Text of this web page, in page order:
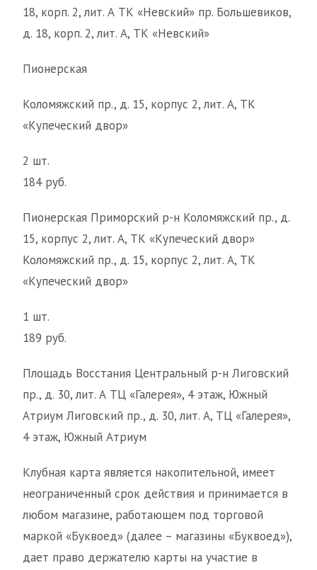
18, корп. 2, лит. А ТК «Невский» пр. Большевиков,
д. 18, корп. 2, лит. А, ТК «Невский»
Пионерская
Коломяжский пр., д. 15, корпус 2, лит. А, ТК
«Купеческий двор»
2 шт.
184 руб.
Пионерская Приморский р-н Коломяжский пр., д.
15, корпус 2, лит. А, ТК «Купеческий двор»
Коломяжский пр., д. 15, корпус 2, лит. А, ТК
«Купеческий двор»
1 шт.
189 руб.
Площадь Восстания Центральный р-н Лиговский
пр., д. 30, лит. А ТЦ «Галерея», 4 этаж, Южный
Атриум Лиговский пр., д. 30, лит. А, ТЦ «Галерея»,
4 этаж, Южный Атриум
Клубная карта является накопительной, имеет
неограниченный срок действия и принимается в
любом магазине, работающем под торговой
маркой «Буквоед» (далее – магазины «Буквоед»),
дает право держателю карты на участие в